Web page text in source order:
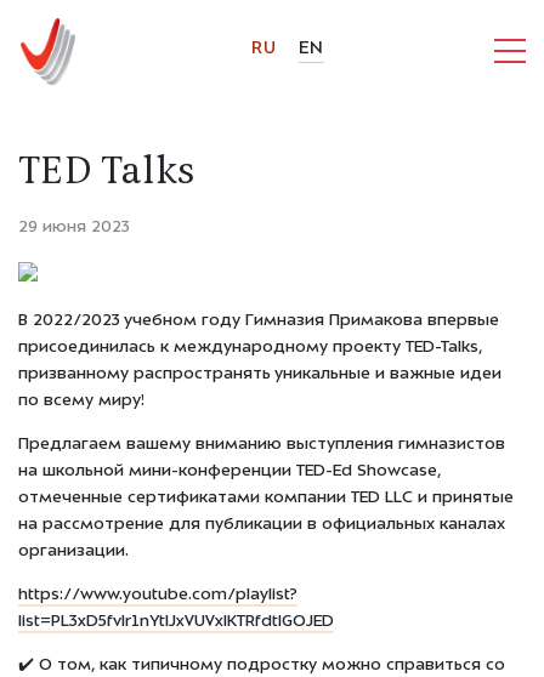
RU EN
TED Talks
29 июня 2023
В 2022/2023 учебном году Гимназия Примакова впервые
присоединилась к международному проекту TED-Talks,
призванному распространять уникальные и важные идеи
по всему миру!
Предлагаем вашему вниманию выступления гимназистов
на школьной мини-конференции TED-Ed Showcase,
отмеченные сертификатами компании TED LLC и принятые
на рассмотрение для публикации в официальных каналах
организации.
https://www.youtube.com/playlist?
list=PL3xD5fvIr1nYtlJxVUVxIKTRfdtIGOJED
✔️ О том, как типичному подростку можно справиться со